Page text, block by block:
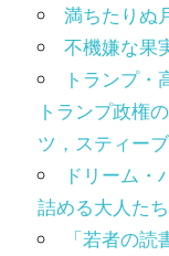
満ちたりぬ
不機嫌な果
トランプ
トランプ政権
ツ，スティー
ドリーム
詰める大人た
「若者の